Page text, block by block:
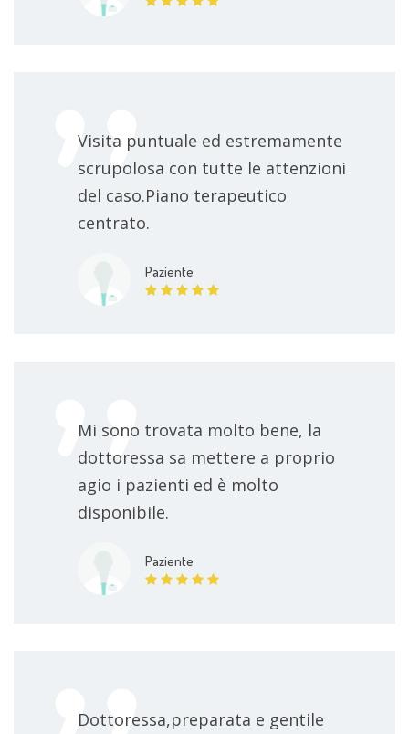
Visita puntuale ed estremamente
scrupolosa con tutte le attenzioni
del caso.Piano terapeutico
centrato.
Paziente
Mi sono trovata molto bene, la
dottoressa sa mettere a proprio
agio i pazienti ed è molto
disponibile.
Paziente
Dottoressa,preparata e gentile